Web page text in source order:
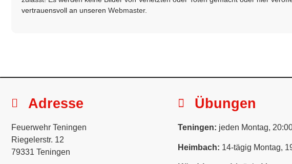
vertrauensvoll an unseren Webmaster.
Adresse
Feuerwehr Teningen
Riegelerstr. 12
79331 Teningen
Übungen
Teningen: jeden Montag,
Heimbach: 14-tägig Montag,